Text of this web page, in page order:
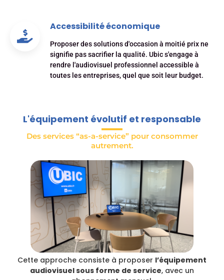
Accessibilité économique
Proposer des solutions d'occasion à moitié prix ne
signifie pas sacrifier la qualité. Ubic s'engage à
rendre l'audiovisuel professionnel accessible à
toutes les entreprises, quel que soit leur budget.
L'équipement évolutif et responsable
Des services “as-a-service” pour consommer
autrement.
Cette approche consiste à proposer l’équipement
audiovisuel sous forme de service, avec un